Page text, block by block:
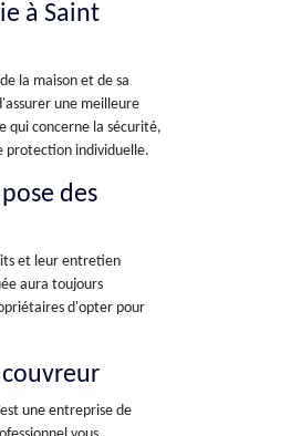
à Saint
la maison et de sa
une meilleure
qui concerne la sécurité,
protection individuelle.
des
et leur entretien
aura toujours
d'opter pour
couvreur
une entreprise de